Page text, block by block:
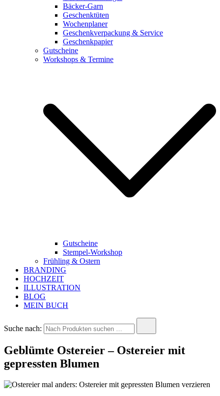
Bäcker-Garn
Geschenktüten
Wochenplaner
Geschenkverpackung & Service
Geschenkpapier
Gutscheine
Workshops & Termine
Gutscheine
Stempel-Workshop
Frühling & Ostern
BRANDING
HOCHZEIT
ILLUSTRATION
BLOG
MEIN BUCH
Suche nach:
Geblümte Ostereier – Ostereier mit
gepressten Blumen